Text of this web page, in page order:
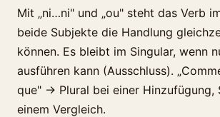
Mit „ni…ni" und „ou" steht das Verb
beide Subjekte die Handlung
können. Es bleibt im Singular, wenn
ausführen kann (Ausschluss).
que" → Plural bei einer Hinzufügung,
einem Vergleich.